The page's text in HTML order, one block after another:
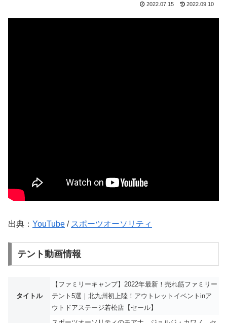
2022.07.15 2022.09.10
出典： YouTube / スポーツオーソリティ
テント動画情報
タイトル
【ファミリーキャンプ】2022年最新！売れ筋ファミリー
テント5選｜北九州初上陸！アウトレットイベントinア
ウトドアステージ若松店【セール】